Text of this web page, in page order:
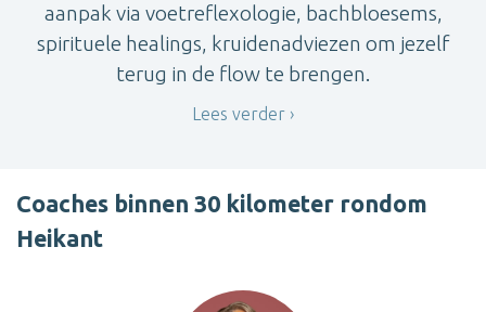
aanpak via voetreflexologie, bachbloesems,
spirituele healings, kruidenadviezen om jezelf
terug in de flow te brengen.
Lees verder
Coaches binnen 30 kilometer rondom
Heikant